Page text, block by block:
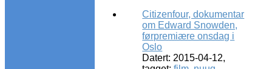
Citizenfour, dokumentar
om Edward Snowden,
førpremiære onsdag i
Oslo
Datert: 2015-04-12,